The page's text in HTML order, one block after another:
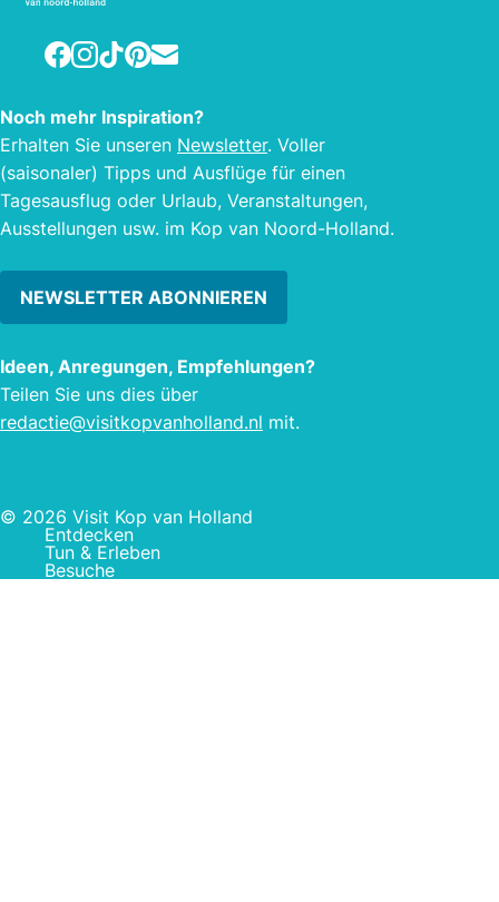
Facebook
Instagram
TikTokPinterest
E-mail
Noch mehr Inspiration?
Erhalten Sie unseren Newsletter. Voller
(saisonaler) Tipps und Ausflüge für einen
Tagesausflug oder Urlaub, Veranstaltungen,
Ausstellungen usw. im Kop van Noord-Holland.
NEWSLETTER ABONNIEREN
Ideen, Anregungen, Empfehlungen?
Teilen Sie uns dies über
redactie@visitkopvanholland.nl mit.
© 2026 Visit Kop van Holland
Entdecken
Tun & Erleben
Besuche